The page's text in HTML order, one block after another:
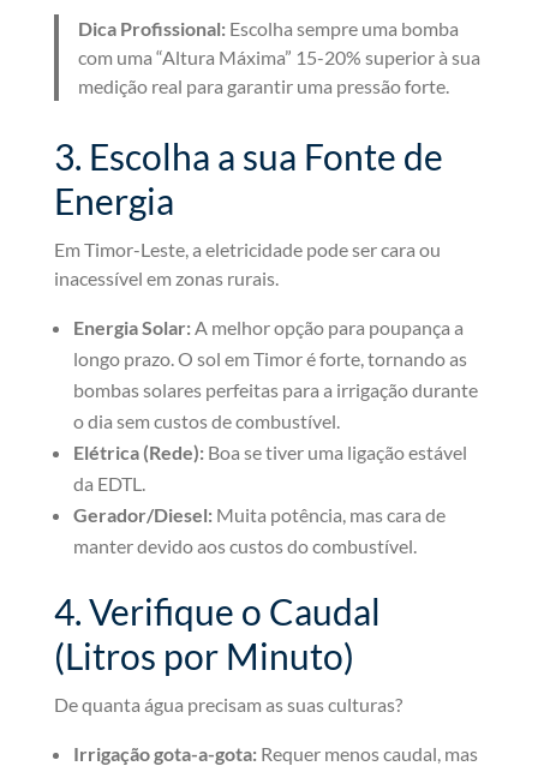
Dica Profissional:Escolha sempre uma bomba
com uma “Altura Máxima” 15-20% superior à sua
medição real para garantir uma pressão forte.
3. Escolha a sua Fonte de
Energia
Em Timor-Leste, a eletricidade pode ser cara ou
inacessível em zonas rurais.
Energia Solar:A melhor opção para poupança a
longo prazo. O sol em Timor é forte, tornando as
bombas solares perfeitas para a irrigação durante
o dia sem custos de combustível.
Elétrica (Rede):Boa se tiver uma ligação estável
da EDTL.
Gerador/Diesel:Muita potência, mas cara de
manter devido aos custos do combustível.
4. Verifique o Caudal
(Litros por Minuto)
De quanta água precisam as suas culturas?
Irrigação gota-a-gota:Requer menos caudal, mas